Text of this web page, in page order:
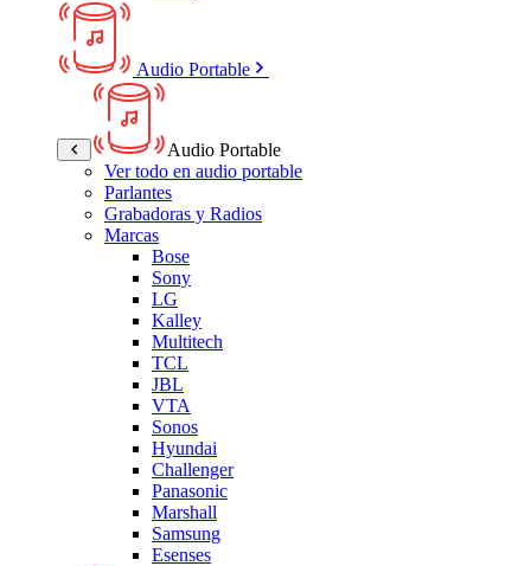
Audio Portable
Audio Portable
Ver todo en audio portable
Parlantes
Grabadoras y Radios
Marcas
Bose
Sony
LG
Kalley
Multitech
TCL
JBL
VTA
Sonos
Hyundai
Challenger
Panasonic
Marshall
Samsung
Esenses